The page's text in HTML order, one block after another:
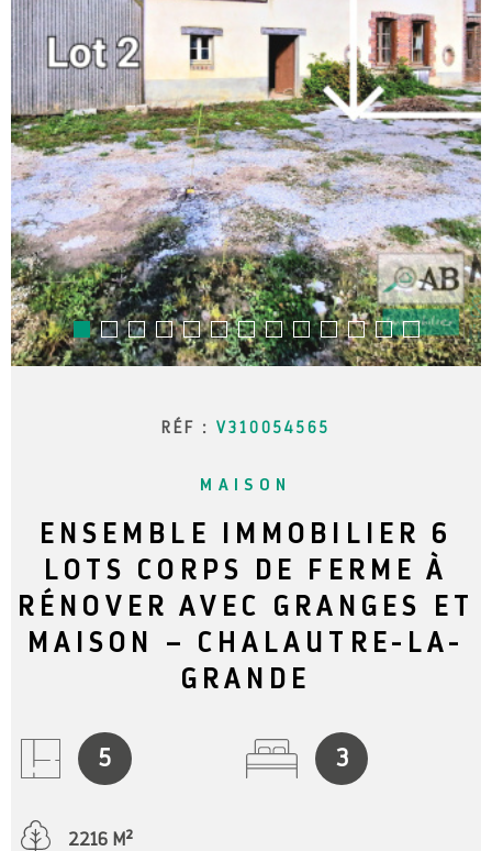
BLOG
RÉF :V310054565
MAISON
ENSEMBLE IMMOBILIER 6
LOTS CORPS DE FERME À
RÉNOVER AVEC GRANGES ET
MAISON – CHALAUTRE-LA-
GRANDE
5 3
2216 M²